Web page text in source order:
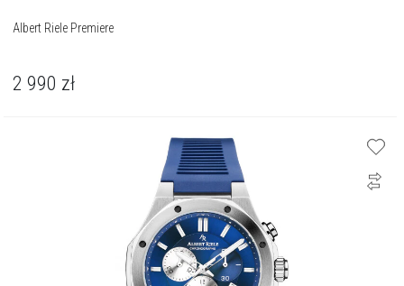
Albert Riele Premiere
2 990 zł